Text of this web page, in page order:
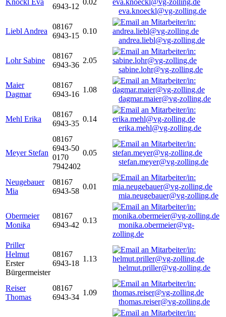
Knöckl Eva
6943-12
0.02
eva.knoeckl@vg-zolling.de
Liebl Andrea
08167
6943-15
0.10
andrea.liebl@vg-zolling.de
Lohr Sabine
08167
6943-36
2.05
sabine.lohr@vg-zolling.de
Maier
Dagmar
08167
6943-16
1.08
dagmar.maier@vg-zolling.de
Mehl Erika
08167
6943-35
0.14
erika.mehl@vg-zolling.de
Meyer Stefan
08167
6943-50
0170
7942402
0.05
stefan.meyer@vg-zolling.de
Neugebauer
Mia
08167
6943-58
0.01
mia.neugebauer@vg-zolling.de
Obermeier
Monika
08167
6943-42
0.13
monika.obermeier@vg-
zolling.de
Priller
Helmut
Erster
Bürgermeister
08167
6943-18
1.13
helmut.priller@vg-zolling.de
Reiser
Thomas
08167
6943-34
1.09
thomas.reiser@vg-zolling.de